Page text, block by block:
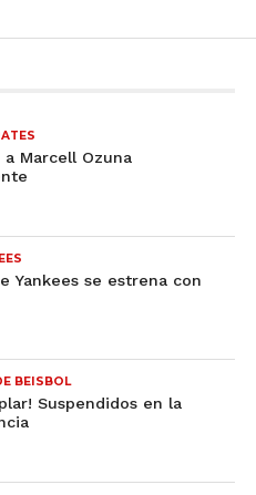
Marcell Ozuna
Yankees se estrena con
BEISBOL
Suspendidos en la